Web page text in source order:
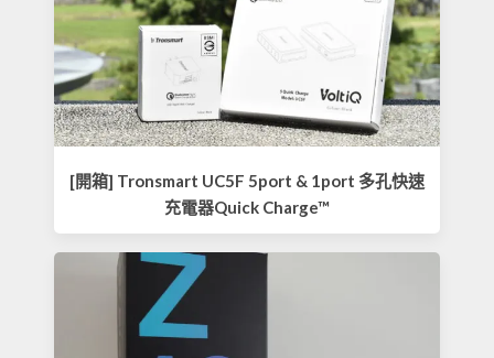
[開箱] Tronsmart UC5F 5port & 1port 多孔快速
充電器Quick Charge™